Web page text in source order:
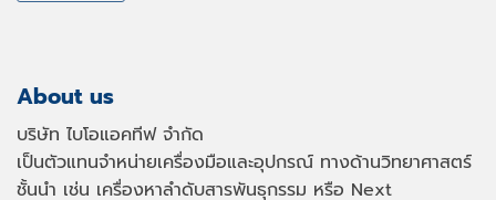
About us
บริษัท ไบโอแอคทีฟ จำกัด
เป็นตัวแทนจำหน่ายเครื่องมือและอุปกรณ์ ทางด้านวิทยาศาสตร์
ชั้นนำ เช่น เครื่องหาลำดับสารพันธุกรรม หรือ Next